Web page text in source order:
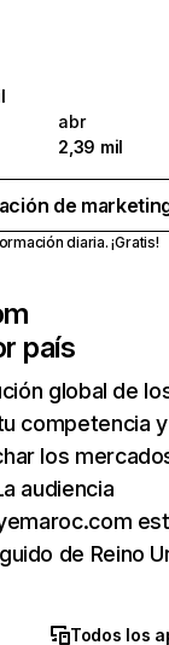
abr
2,39 mil
de
diaria. ¡Gratis!
país
global de
competencia y
los
audiencia
de Reino
Todos los